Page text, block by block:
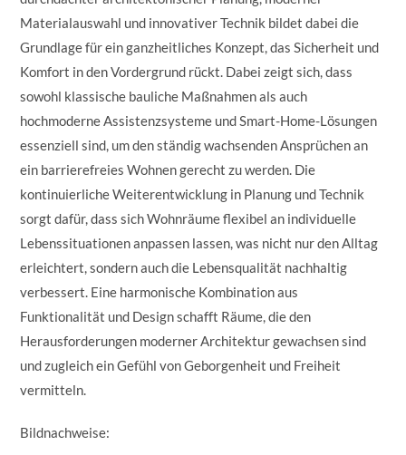
Materialauswahl und innovativer Technik bildet dabei die
Grundlage für ein ganzheitliches Konzept, das Sicherheit und
Komfort in den Vordergrund rückt. Dabei zeigt sich, dass
sowohl klassische bauliche Maßnahmen als auch
hochmoderne Assistenzsysteme und Smart-Home-Lösungen
essenziell sind, um den ständig wachsenden Ansprüchen an
ein barrierefreies Wohnen gerecht zu werden. Die
kontinuierliche Weiterentwicklung in Planung und Technik
sorgt dafür, dass sich Wohnräume flexibel an individuelle
Lebenssituationen anpassen lassen, was nicht nur den Alltag
erleichtert, sondern auch die Lebensqualität nachhaltig
verbessert. Eine harmonische Kombination aus
Funktionalität und Design schafft Räume, die den
Herausforderungen moderner Architektur gewachsen sind
und zugleich ein Gefühl von Geborgenheit und Freiheit
vermitteln.
Bildnachweise: